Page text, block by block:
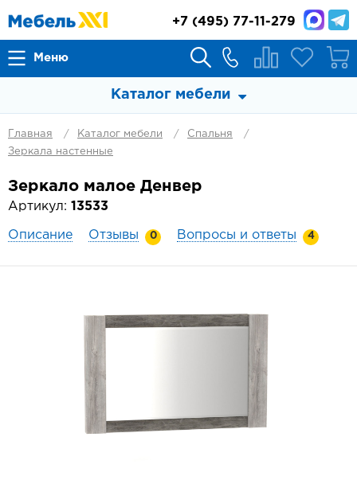
Меню
+7 (495) 77-11-279
Каталог мебели
Главная Каталог мебели
Спальня
Зеркала настенные
Зеркало малое Денвер
Артикул: 13533
Описание Отзывы 0 Вопросы и ответы 4